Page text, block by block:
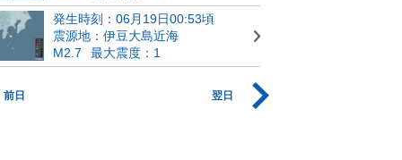
発生時刻：06月19日00:53頃
震源地：伊豆大島近海
M2.7
最大震度：1
前日 翌日